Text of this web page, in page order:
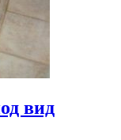
вид